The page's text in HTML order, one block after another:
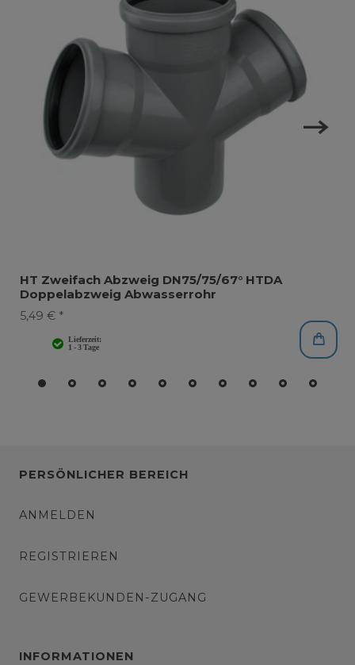
HT Zweifach Abzweig DN75/75/67° HTDA
Doppelabzweig Abwasserrohr
5,49 € *
PERSÖNLICHER BEREICH
ANMELDEN
REGISTRIEREN
GEWERBEKUNDEN-ZUGANG
INFORMATIONEN